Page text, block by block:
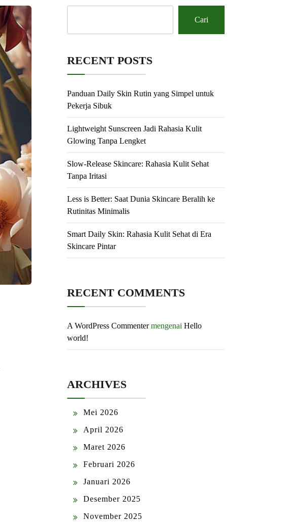
Cari
RECENT POSTS
Panduan Daily Skin Rutin yang Simpel untuk
Pekerja Sibuk
Lightweight Sunscreen Jadi Rahasia Kulit
Glowing Tanpa Lengket
Slow-Release Skincare: Rahasia Kulit Sehat
Tanpa Iritasi
Less is Better: Saat Dunia Skincare Beralih ke
Rutinitas Minimalis
Smart Daily Skin: Rahasia Kulit Sehat di Era
Skincare Pintar
RECENT COMMENTS
A WordPress Commentermengenai Hello
world!
ARCHIVES
Mei 2026
April 2026
Maret 2026
Februari 2026
Januari 2026
Desember 2025
November 2025